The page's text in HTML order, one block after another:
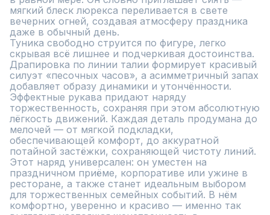
мягкий блеск люрекса переливается в свете
вечерних огней, создавая атмосферу праздника
даже в обычный день.
Туника свободно струится по фигуре, легко
скрывая всё лишнее и подчеркивая достоинства.
Драпировка по линии талии формирует красивый
силуэт «песочных часов», а асимметричный запах
добавляет образу динамики и утончённости.
Эффектные рукава придают наряду
торжественность, сохраняя при этом абсолютную
лёгкость движений. Каждая деталь продумана до
мелочей — от мягкой подкладки,
обеспечивающей комфорт, до аккуратной
потайной застёжки, сохраняющей чистоту линий.
Этот наряд универсален: он уместен на
праздничном приёме, корпоративе или ужине в
ресторане, а также станет идеальным выбором
для торжественных семейных событий. В нём
комфортно, уверенно и красиво — именно так